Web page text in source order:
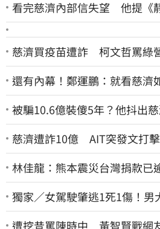
看完慈濟內部信失望 他提《
慈濟買疫苗遭詐 柯文哲罵綠
還有內幕！鄭運鵬：就看慈濟
被騙10.6億裝傻5年？他抖出
慈濟遭詐10億 AIT突發文打
林佳龍：熊本震災台灣捐款已
獨家／女駕駛肇逃1死1傷！男
撞 媽淚：家快瓦解
遭挖昔罵陳時中 黃智賢戰網